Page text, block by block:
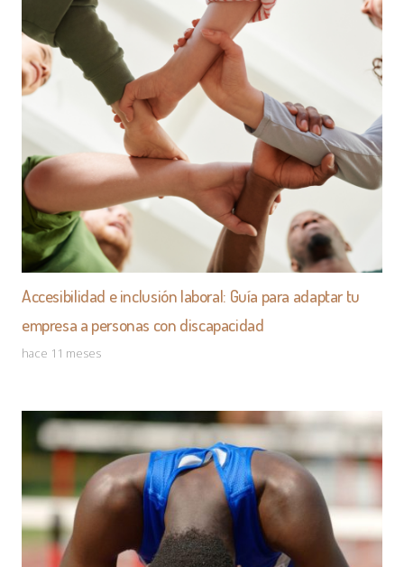
Accesibilidad e inclusión laboral: Guía para adaptar tu
empresa a personas con discapacidad
hace 11 meses